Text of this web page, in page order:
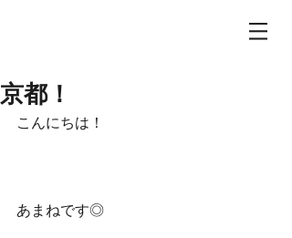
京都！
こんにちは！
あまねです◎